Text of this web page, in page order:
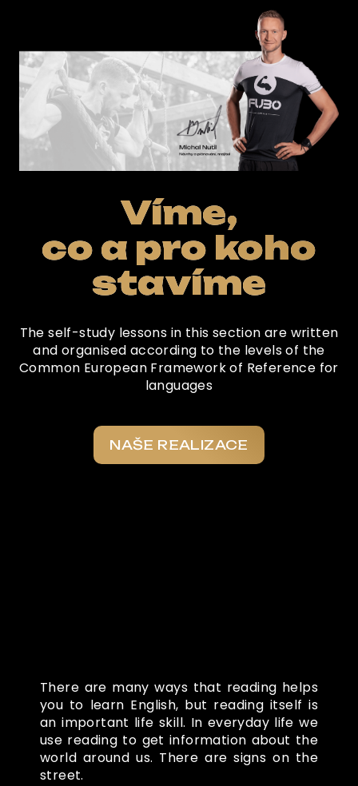
Víme,
co a pro koho
stavíme
The self-study lessons in this section are written
and organised according to the levels of the
Common European Framework of Reference for
languages
NAŠE REALIZACE
There are many ways that reading helps
you to learn English, but reading itself is
an important life skill. In everyday life we
use reading to get information about the
world around us. There are signs on the
street.